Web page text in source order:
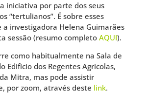
iniciativa por parte dos seus
“tertulianos”. É sobre esses
a investigadora Helena Guimarães
sessão (resumo completo AQUI).
como habitualmente na Sala de
Edifício dos Regentes Agrícolas,
Mitra, mas pode assistir
por zoom, através deste link.